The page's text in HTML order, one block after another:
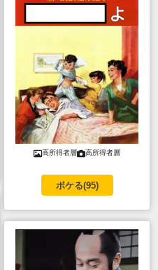
高所得者層 高所得者層
ボケる(95)